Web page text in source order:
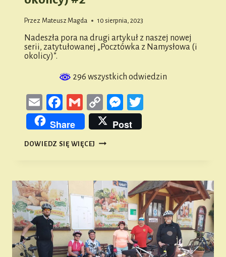
Przez Mateusz Magda 10 sierpnia, 2023
Nadeszła pora na drugi artykuł z naszej nowej
serii, zatytułowanej „Pocztówka z Namysłowa (i
okolicy)”.
296 wszystkich odwiedzin
EmailFacebook
GmailCopy
Link
Messenger
Share Post
DOWIEDZ SIĘ WIĘCEJ POCZTÓWKA